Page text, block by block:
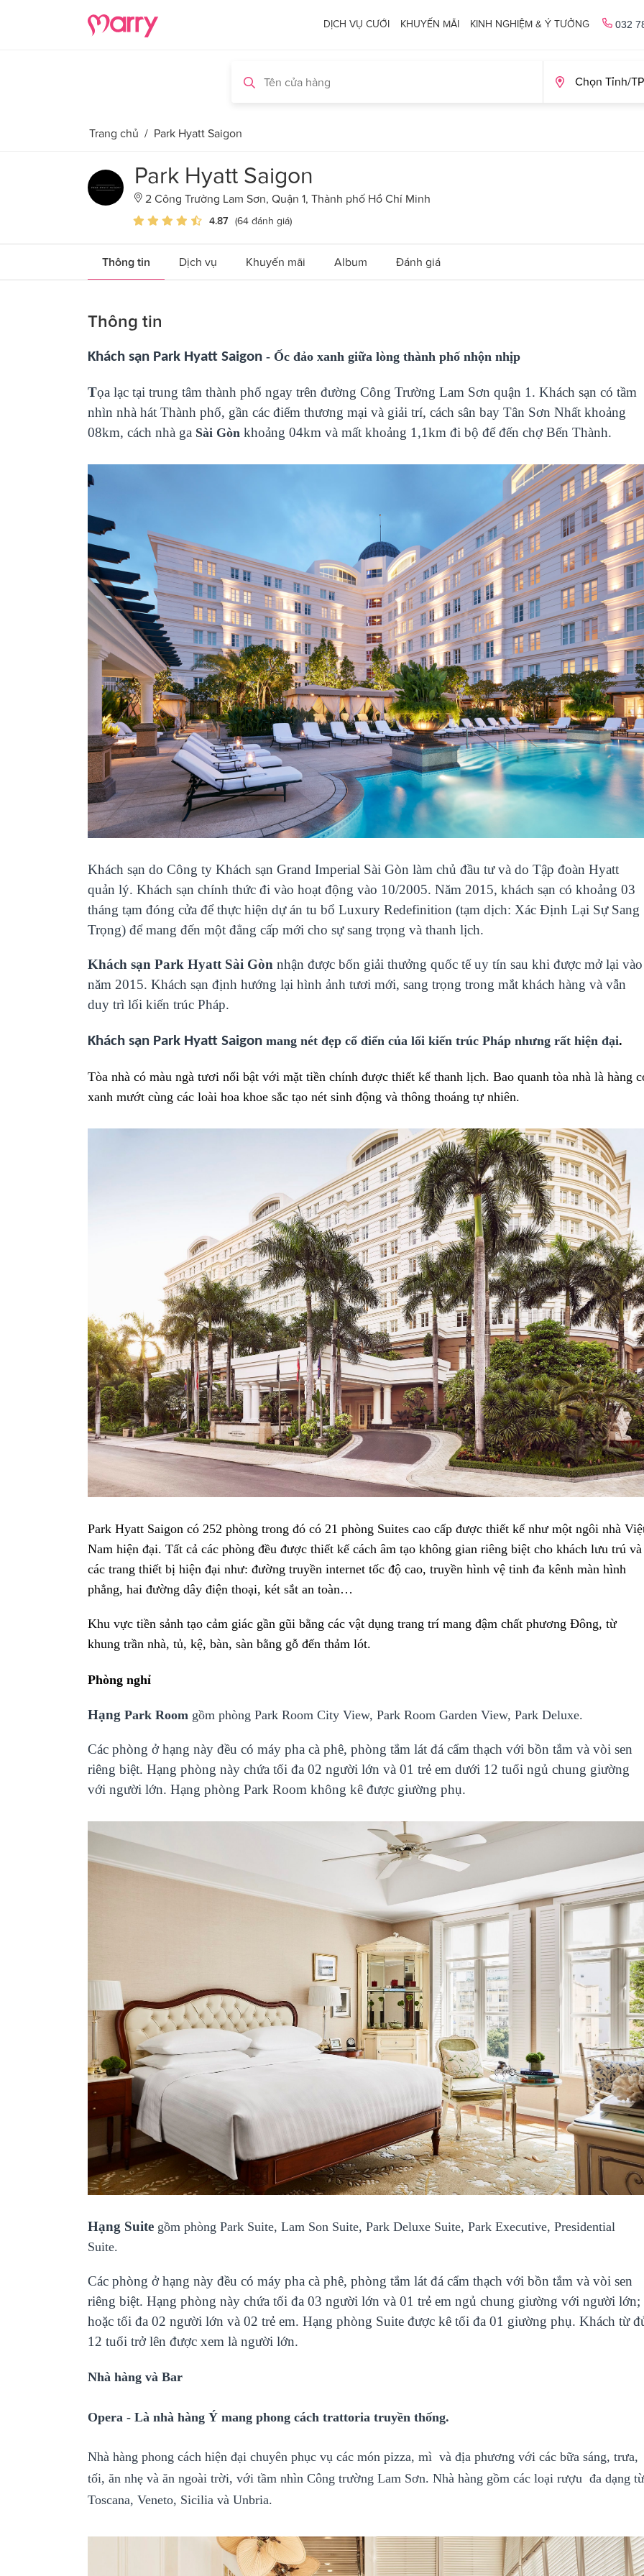
032
DỊCH VỤ CƯỚI KHUYẾN MÃI KINH NGHIỆM & Ý TƯỞNG
Trang chủ / Park Hyatt Saigon
Park Hyatt Saigon
2 Công Trường Lam Sơn, Quận 1, Thành phố Hồ Chí Minh
4.87 (64 đánh giá)
Thông tin Dịch vụ Khuyến mãi Album Đánh giá
Thông tin
Khách sạn Park Hyatt Saigon - Ốc đảo xanh giữa lòng thành phố nhộn nhịp
Tọa lạc tại trung tâm thành phố ngay trên đường Công Trường Lam Sơn quận 1. Khách sạn có tầm
nhìn nhà hát Thành phố, gần các điểm thương mại và giải trí, cách sân bay Tân Sơn Nhất khoảng
08km, cách nhà ga Sài Gòn khoảng 04km và mất khoảng 1,1km đi bộ để đến chợ Bến Thành.
Khách sạn do Công ty Khách sạn Grand Imperial Sài Gòn làm chủ đầu tư và do Tập đoàn Hyatt
quản lý. Khách sạn chính thức đi vào hoạt động vào 10/2005. Năm 2015, khách sạn có khoảng 03
tháng tạm đóng cửa để thực hiện dự án tu bổ Luxury Redefinition (tạm dịch: Xác Định Lại Sự Sang
Trọng) để mang đến một đẳng cấp mới cho sự sang trọng và thanh lịch.
Khách sạn Park Hyatt Sài Gòn nhận được bốn giải thưởng quốc tế uy tín sau khi được mở lại vào
năm 2015. Khách sạn định hướng lại hình ảnh tươi mới, sang trọng trong mắt khách hàng và vẫn
duy trì lối kiến trúc Pháp.
Khách sạn Park Hyatt Saigon mang nét đẹp cổ điển của lối kiến trúc Pháp nhưng rất hiện đại.
Tòa nhà có màu ngà tươi nổi bật với mặt tiền chính được thiết kế thanh lịch. Bao quanh tòa nhà là hàng
xanh mướt cùng các loài hoa khoe sắc tạo nét sinh động và thông thoáng tự nhiên.
Park Hyatt Saigon có 252 phòng trong đó có 21 phòng Suites cao cấp được thiết kế như một ngôi nhà
Nam hiện đại. Tất cả các phòng đều được thiết kế cách âm tạo không gian riêng biệt cho khách lưu trú và
các trang thiết bị hiện đại như: đường truyền internet tốc độ cao, truyền hình vệ tinh đa kênh màn hình
phẳng, hai đường dây điện thoại, két sắt an toàn…
Khu vực tiền sảnh tạo cảm giác gần gũi bằng các vật dụng trang trí mang đậm chất phương Đông, từ
khung trần nhà, tủ, kệ, bàn, sàn bằng gỗ đến thảm lót.
Phòng nghỉ
Hạng Park Room gồm phòng Park Room City View, Park Room Garden View, Park Deluxe.
Các phòng ở hạng này đều có máy pha cà phê, phòng tắm lát đá cẩm thạch với bồn tắm và vòi sen
riêng biệt. Hạng phòng này chứa tối đa 02 người lớn và 01 trẻ em dưới 12 tuổi ngủ chung giường
với người lớn. Hạng phòng Park Room không kê được giường phụ.
Hạng Suite gồm phòng Park Suite, Lam Son Suite, Park Deluxe Suite, Park Executive, Presidential
Suite.
Các phòng ở hạng này đều có máy pha cà phê, phòng tắm lát đá cẩm thạch với bồn tắm và vòi sen
riêng biệt. Hạng phòng này chứa tối đa 03 người lớn và 01 trẻ em ngủ chung giường với người lớn;
hoặc tối đa 02 người lớn và 02 trẻ em. Hạng phòng Suite được kê tối đa 01 giường phụ. Khách từ
12 tuổi trở lên được xem là người lớn.
Nhà hàng và Bar
Opera - Là nhà hàng Ý mang phong cách trattoria truyền thống.
Nhà hàng phong cách hiện đại chuyên phục vụ các món pizza, mì và địa phương với các bữa sáng, trưa,
tối, ăn nhẹ và ăn ngoài trời, với tầm nhìn Công trường Lam Sơn. Nhà hàng gồm các loại rượu đa dạng từ
Toscana, Veneto, Sicilia và Unbria.